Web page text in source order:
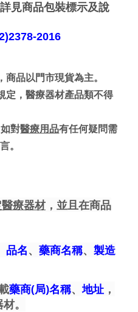
見商品包裝標示及說
2016
商品以門市現貨為主。
定，醫療器材產品類不得
如對醫療用品有任何疑問需
。
療器材 ，並且在商品
品名、藥商名稱、製造
藥商(局)名稱、地址 ，
。